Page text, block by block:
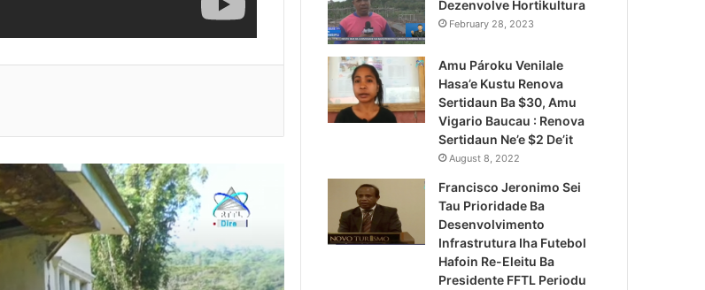
Dezenvolve Hortikultura
February 28, 2023
Amu Pároku Venilale
Hasa’e Kustu Renova
Sertidaun Ba $30, Amu
Vigario Baucau : Renova
Sertidaun Ne’e $2 De’it
August 8, 2022
Francisco Jeronimo Sei
Tau Prioridade Ba
Desenvolvimento
Infrastrutura Iha Futebol
Hafoin Re-Eleitu Ba
Presidente FFTL Periodu